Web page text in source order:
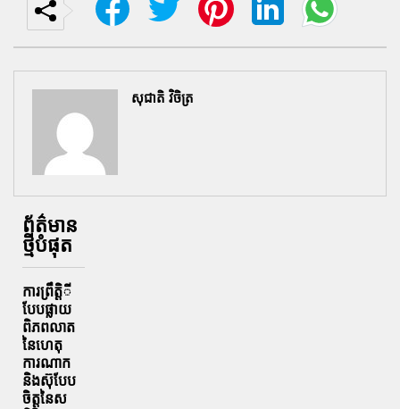
សុជាតិ វិចិត្រ
ព័ត៌មាន
ថ្មីបំផុត
ការព្រឹតិ្តី
បែបផ្លាយ
ពិភពលាត
នៃហេតុ
ការណាក
និងស៊ុបែប
ចិត្តនៃស